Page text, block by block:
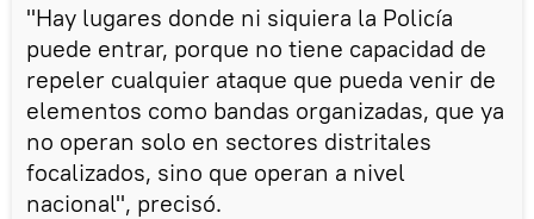
"Hay lugares donde ni siquiera la Policía
puede entrar, porque no tiene capacidad de
repeler cualquier ataque que pueda venir de
elementos como bandas organizadas, que ya
no operan solo en sectores distritales
focalizados, sino que operan a nivel
nacional", precisó.